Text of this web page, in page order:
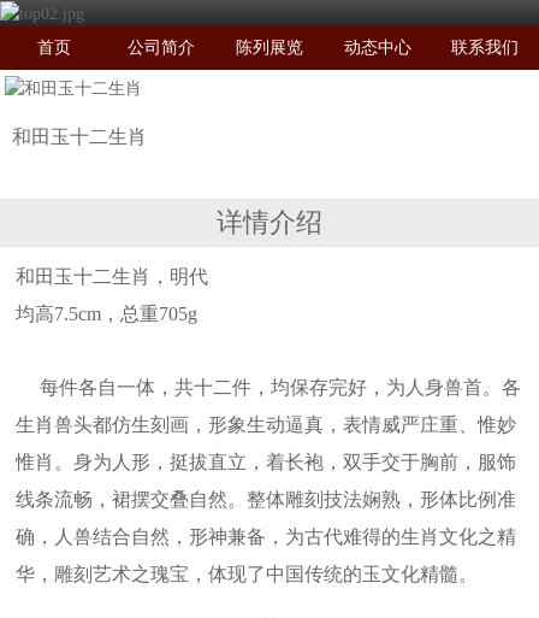
首页 公司简介 陈列展览 动态中心 联系我们
和田玉十二生肖
详情介绍
和田玉十二生肖，明代
均高7.5cm，总重705g
每件各自一体，共十二件，均保存完好，为人身兽首。各
生肖兽头都仿生刻画，形象生动逼真，表情威严庄重、惟妙
惟肖。身为人形，挺拔直立，着长袍，双手交于胸前，服饰
线条流畅，裙摆交叠自然。整体雕刻技法娴熟，形体比例准
确，人兽结合自然，形神兼备，为古代难得的生肖文化之精
华，雕刻艺术之瑰宝，体现了中国传统的玉文化精髓。